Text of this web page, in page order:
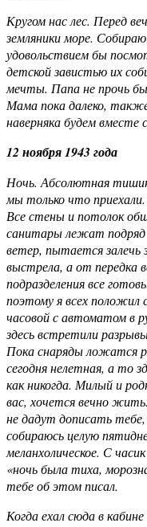
Кругом нас лес. Перед
земляники море.
удовольствием бы
детской завистью их
мечты. Папа не прочь
Мама пока далеко,
наверняка будем вместе
12 ноября 1943 года
Ночь. Абсолютная
мы только что
Все стены и потолок
санитары лежат подряд
ветер, пытается залечь
выстрела, а от передка
подразделения все
поэтому я всех положил
часовой с автоматом в
здесь встретили
Пока снаряды ложатся
сегодня нелетная, а то
как никогда. Милый и
вас, хочется вечно
не дадут дописать
собираюсь целую
меланхолическое. С
«ночь была тиха,
тебе об этом писал.
Когда ехал сюда в